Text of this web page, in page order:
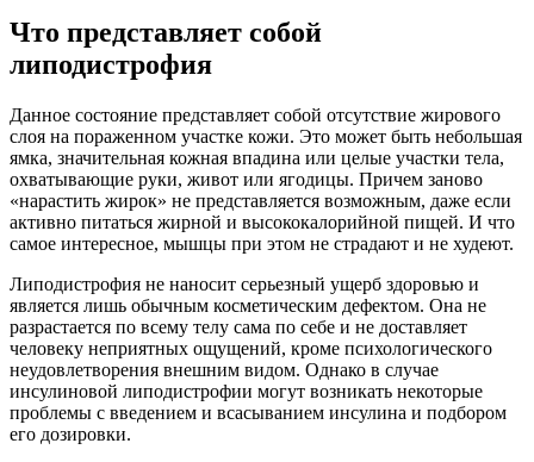
Что представляет собой
липодистрофия
Данное состояние представляет собой отсутствие жирового
слоя на пораженном участке кожи. Это может быть небольшая
ямка, значительная кожная впадина или целые участки тела,
охватывающие руки, живот или ягодицы. Причем заново
«нарастить жирок» не представляется возможным, даже если
активно питаться жирной и высококалорийной пищей. И что
самое интересное, мышцы при этом не страдают и не худеют.
Липодистрофия не наносит серьезный ущерб здоровью и
является лишь обычным косметическим дефектом. Она не
разрастается по всему телу сама по себе и не доставляет
человеку неприятных ощущений, кроме психологического
неудовлетворения внешним видом. Однако в случае
инсулиновой липодистрофии могут возникать некоторые
проблемы с введением и всасыванием инсулина и подбором
его дозировки.